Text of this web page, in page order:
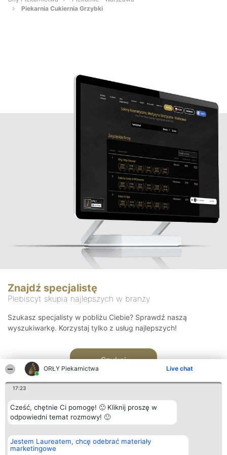
ORŁY Piekarnictwa Live chat
17:23
Cześć, chętnie Ci pomogę! 🙂 Kliknij proszę w
odpowiedni temat rozmowy! 🙂
Jestem Laureatem, chcę odebrać materiały
marketingowe
Piekarnia Cukiernia Grzybki
Znajdź specjalistę
Plebiscyt skupia najlepszych w branży
Szukasz specjalisty w pobliżu Ciebie? Sprawdź naszą
wyszukiwarkę. Korzystaj tylko z usług najlepszych!
Szukaj
Organizator plebiscytu
Bright Side Solutions sp. z o.
o. sp. k.
Plebiscyt
Laureaci
Kontakt
Kontakt